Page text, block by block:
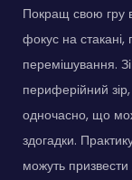
Покращ свою гру
фокус на стакані,
перемішування.
периферійний
одночасно, що
здогадки.
можуть